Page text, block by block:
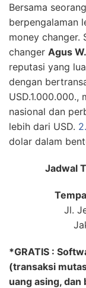
Bersama seorang
berpengalaman
money changer.
changer Agus
reputasi yang
dengan
USD.1.000.000.,
nasional dan
lebih dari USD.
dolar dalam
Jadwal
Jl.
*GRATIS :
(transaksi
uang asing, dan